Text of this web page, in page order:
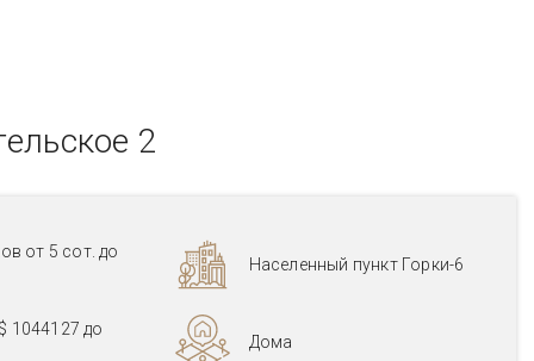
2
от 5 сот. до
Населенный пункт Горки-6
1044127 до
Дома